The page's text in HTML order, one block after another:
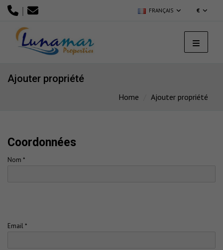
| FRANÇAIS €
Ajouter propriété
Home Ajouter propriété
Coordonnées
Nom *
Email *